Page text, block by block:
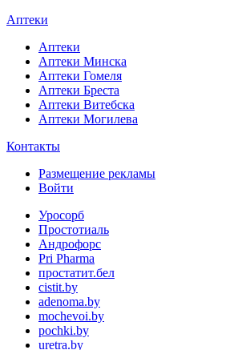
Аптеки
Аптеки
Аптеки Минска
Аптеки Гомеля
Аптеки Бреста
Аптеки Витебска
Аптеки Могилева
Контакты
Размещение рекламы
Войти
Уросорб
Простотиаль
Андрофорс
Pri Pharma
простатит.бел
cistit.by
adenoma.by
mochevoi.by
pochki.by
uretra.by